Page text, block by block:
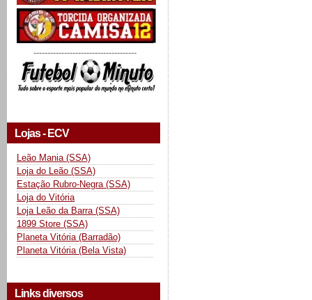
-------------------------------------
Lojas - ECV
Leão Mania (SSA)
Loja do Leão (SSA)
Estação Rubro-Negra (SSA)
Loja do Vitória
Loja Leão da Barra (SSA)
1899 Store (SSA)
Planeta Vitória (Barradão)
Planeta Vitória (Bela Vista)
Links diversos